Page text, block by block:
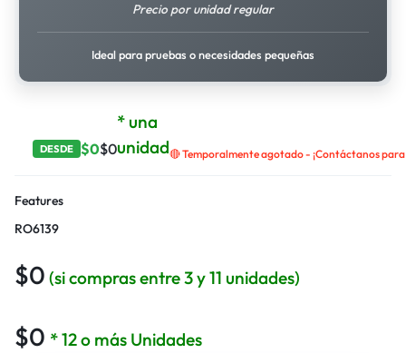
Precio por unidad regular
Ideal para pruebas o necesidades pequeñas
DESDE $0$0
* una
unidad🔴 Temporalmente agotado - ¡Contáctanos
Features
RO6139
$0 (si compras entre 3 y 11 unidades)
$0 * 12 o más Unidades